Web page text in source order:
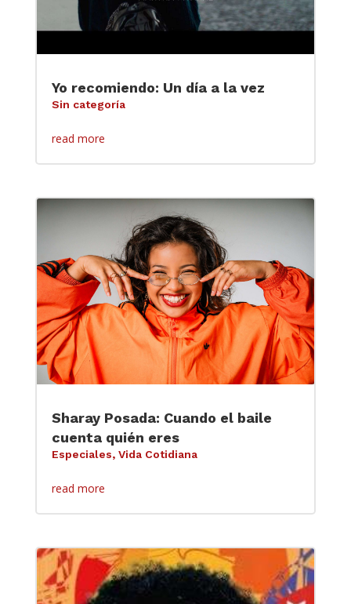
Yo recomiendo: Un día a la vez
Sin categoría
read more
Sharay Posada: Cuando el baile
cuenta quién eres
Especiales, Vida Cotidiana
read more